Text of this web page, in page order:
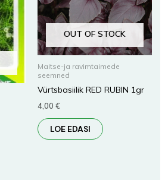
OUT OF STOCK
Maitse-ja ravimtaimede
seemned
Vürtsbasiilik RED RUBIN 1gr
4,00 €
LOE EDASI